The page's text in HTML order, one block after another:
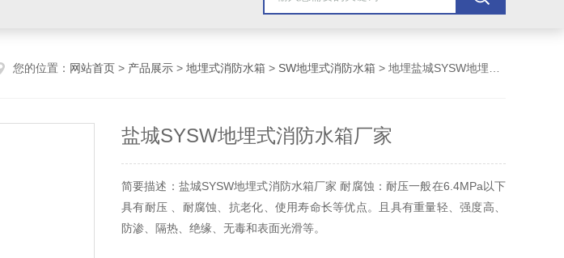
您的位置： 网站首页 > 产品展示 > 地埋式消防水箱 > SW地埋式消防水箱 > 地埋盐城SYSW地埋式消防水箱厂家
盐城SYSW地埋式消防水箱厂家
简要描述：盐城SYSW地埋式消防水箱厂家 耐腐蚀：耐压一般在6.4MPa以下
具有耐压 、耐腐蚀、抗老化、使用寿命长等优点。且具有重量轻、强度高、
防渗、隔热、绝缘、无毒和表面光滑等。